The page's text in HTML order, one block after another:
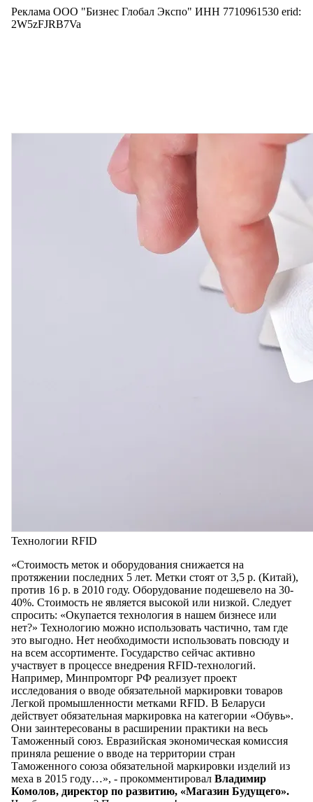
Реклама ООО "Бизнес Глобал Экспо" ИНН 7710961530 erid:
2W5zFJRB7Va
Технологии RFID
«Стоимость меток и оборудования снижается на
протяжении последних 5 лет. Метки стоят от 3,5 р. (Китай),
против 16 р. в 2010 году. Оборудование подешевело на 30-
40%. Стоимость не является высокой или низкой. Следует
спросить: «Окупается технология в нашем бизнесе или
нет?» Технологию можно использовать частично, там где
это выгодно. Нет необходимости использовать повсюду и
на всем ассортименте. Государство сейчас активно
участвует в процессе внедрения RFID-технологий.
Например, Минпромторг РФ реализует проект
исследования о вводе обязательной маркировки товаров
Легкой промышленности метками RFID. В Беларуси
действует обязательная маркировка на категории «Обувь».
Они заинтересованы в расширении практики на весь
Таможенный союз. Евразийская экономическая комиссия
приняла решение о вводе на территории стран
Таможенного союза обязательной маркировки изделий из
меха в 2015 году…», - прокомментировал Владимир
Комолов, директор по развитию, «Магазин Будущего».